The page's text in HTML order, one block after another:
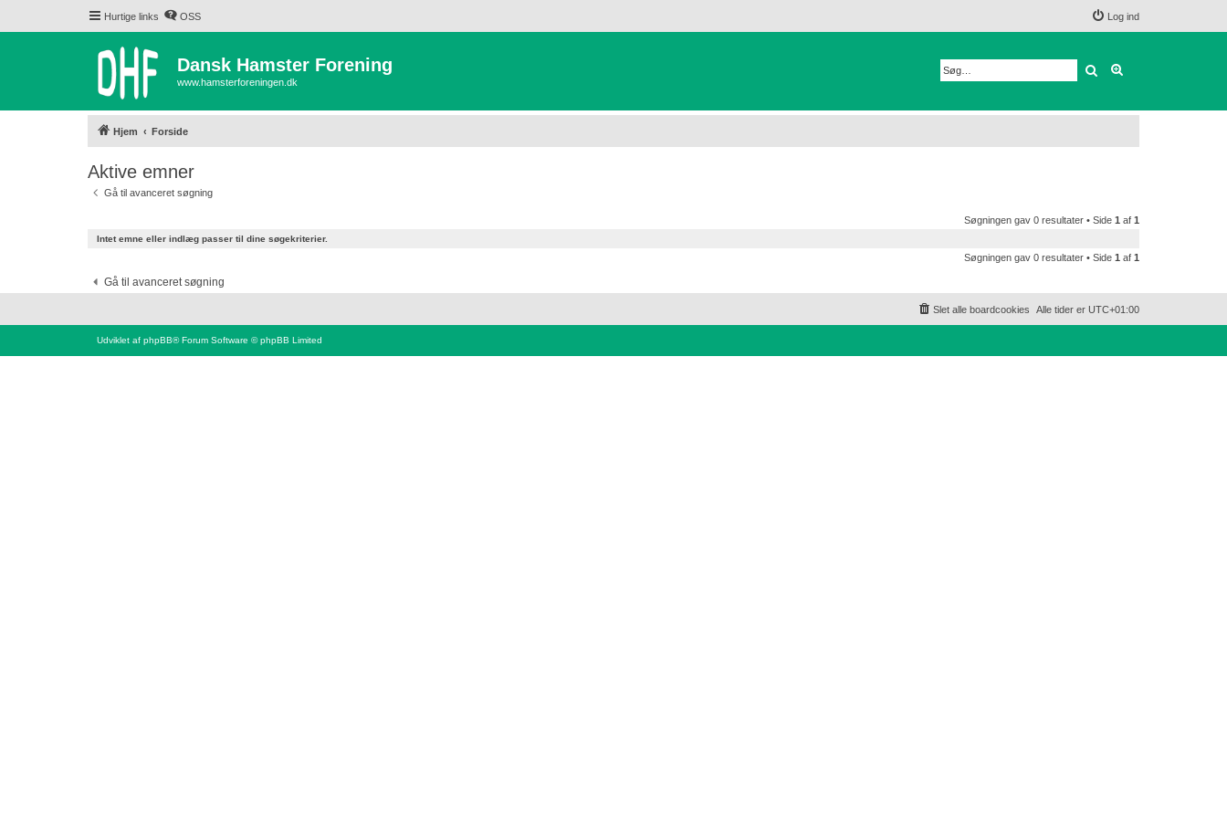
Hurtige links OSS Log ind
Dansk Hamster Forening
www.hamsterforeningen.dk
Søg
Hjem Forside
Aktive emner
Gå til avanceret søgning
Søgningen gav 0 resultater • Side 1 af 1
Intet emne eller indlæg passer til dine søgekriterier.
Søgningen gav 0 resultater • Side 1 af 1
Gå til avanceret søgning
Alle tider er UTC+01:00
Slet alle boardcookies
Udviklet af phpBB® Forum Software © phpBB Limited